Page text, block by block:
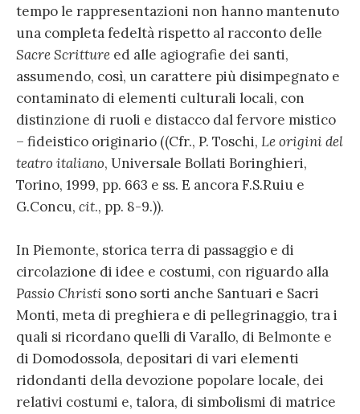
tempo le rappresentazioni non hanno mantenuto
una completa fedeltà rispetto al racconto delle
Sacre Scritture ed alle agiografie dei santi,
assumendo, così, un carattere più disimpegnato e
contaminato di elementi culturali locali, con
distinzione di ruoli e distacco dal fervore mistico
– fideistico originario ((Cfr., P. Toschi, Le origini del
teatro italiano, Universale Bollati Boringhieri,
Torino, 1999, pp. 663 e ss. E ancora F.S.Ruiu e
G.Concu, cit., pp. 8-9.)).
In Piemonte, storica terra di passaggio e di
circolazione di idee e costumi, con riguardo alla
Passio Christi sono sorti anche Santuari e Sacri
Monti, meta di preghiera e di pellegrinaggio, tra i
quali si ricordano quelli di Varallo, di Belmonte e
di Domodossola, depositari di vari elementi
ridondanti della devozione popolare locale, dei
relativi costumi e, talora, di simbolismi di matrice